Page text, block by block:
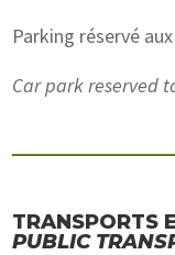
Parking réservé
Car park reserved
TRANSPORTS
PUBLIC